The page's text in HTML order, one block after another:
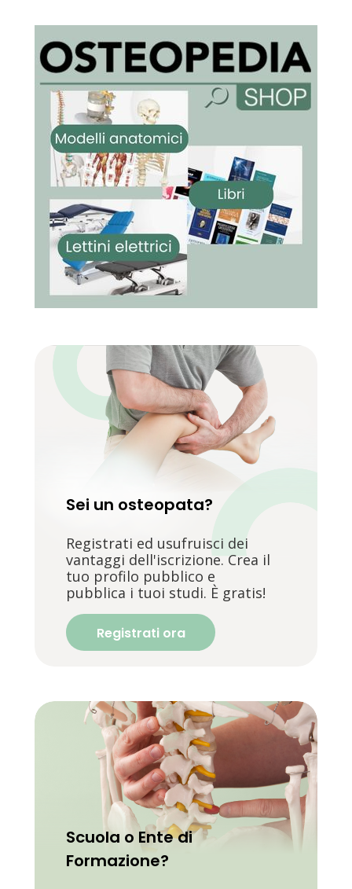
Sei un osteopata?
Registrati ed usufruisci dei
vantaggi dell'iscrizione. Crea il
tuo profilo pubblico e
pubblica i tuoi studi. È gratis!
Registrati ora
Scuola o Ente di
Formazione?